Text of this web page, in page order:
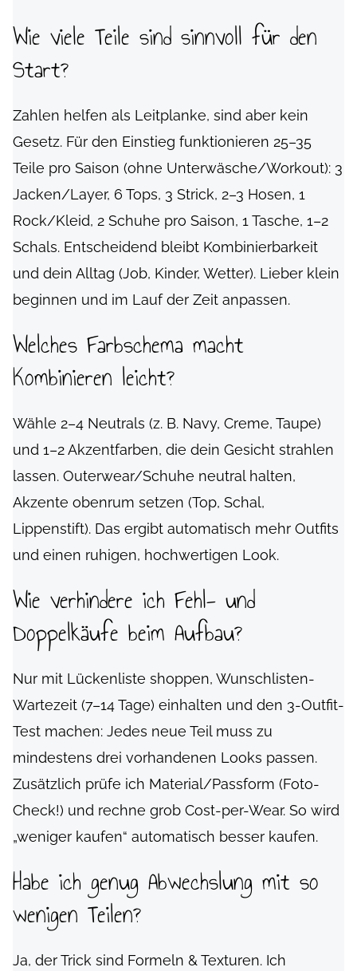
Wie viele Teile sind sinnvoll für den
Start?
Zahlen helfen als Leitplanke, sind aber kein
Gesetz. Für den Einstieg funktionieren 25–35
Teile pro Saison (ohne Unterwäsche/Workout): 3
Jacken/Layer, 6 Tops, 3 Strick, 2–3 Hosen, 1
Rock/Kleid, 2 Schuhe pro Saison, 1 Tasche, 1–2
Schals. Entscheidend bleibt Kombinierbarkeit
und dein Alltag (Job, Kinder, Wetter). Lieber klein
beginnen und im Lauf der Zeit anpassen.
Welches Farbschema macht
Kombinieren leicht?
Wähle 2–4 Neutrals (z. B. Navy, Creme, Taupe)
und 1–2 Akzentfarben, die dein Gesicht strahlen
lassen. Outerwear/Schuhe neutral halten,
Akzente obenrum setzen (Top, Schal,
Lippenstift). Das ergibt automatisch mehr Outfits
und einen ruhigen, hochwertigen Look.
Wie verhindere ich Fehl- und
Doppelkäufe beim Aufbau?
Nur mit Lückenliste shoppen, Wunschlisten-
Wartezeit (7–14 Tage) einhalten und den 3-Outfit-
Test machen: Jedes neue Teil muss zu
mindestens drei vorhandenen Looks passen.
Zusätzlich prüfe ich Material/Passform (Foto-
Check!) und rechne grob Cost-per-Wear. So wird
„weniger kaufen“ automatisch besser kaufen.
Habe ich genug Abwechslung mit so
wenigen Teilen?
Ja, der Trick sind Formeln & Texturen. Ich